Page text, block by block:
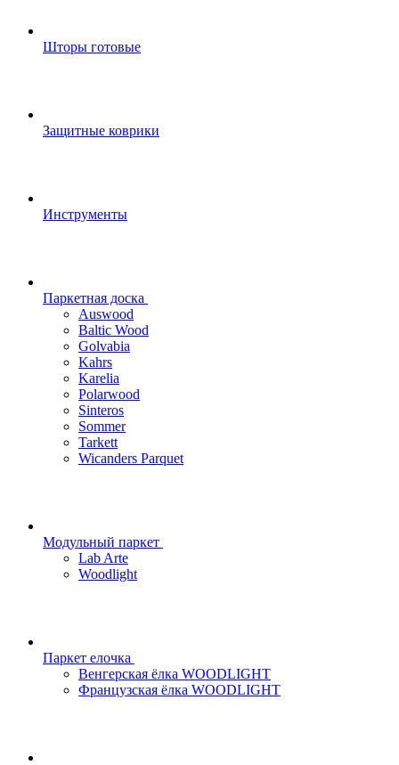
Шторы готовые
Защитные коврики
Инструменты
Паркетная доска
Auswood
Baltic Wood
Golvabia
Kahrs
Karelia
Polarwood
Sinteros
Sommer
Tarkett
Wicanders Parquet
Модульный паркет
Lab Arte
Woodlight
Паркет елочка
Венгерская ёлка WOODLIGHT
Французская ёлка WOODLIGHT